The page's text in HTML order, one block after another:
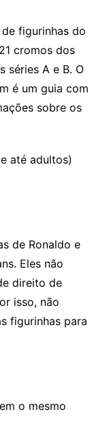
figurinhas do
cromos dos
séries A e B. O
é um guia com
sobre os
até adultos)
de Ronaldo e
Eles não
direito de
isso, não
figurinhas para
o mesmo